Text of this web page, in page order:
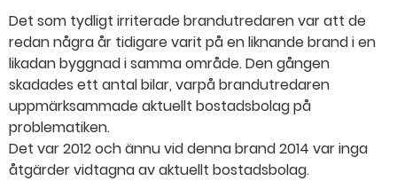
Det som tydligt irriterade brandutredaren var att de
redan några år tidigare varit på en liknande brand i en
likadan byggnad i samma område. Den gången
skadades ett antal bilar, varpå brandutredaren
uppmärksammade aktuellt bostadsbolag på
problematiken.
Det var 2012 och ännu vid denna brand 2014 var inga
åtgärder vidtagna av aktuellt bostadsbolag.